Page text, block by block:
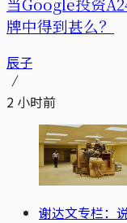
牌中得到甚么？
辰子
2 小时前
谢达文专栏：